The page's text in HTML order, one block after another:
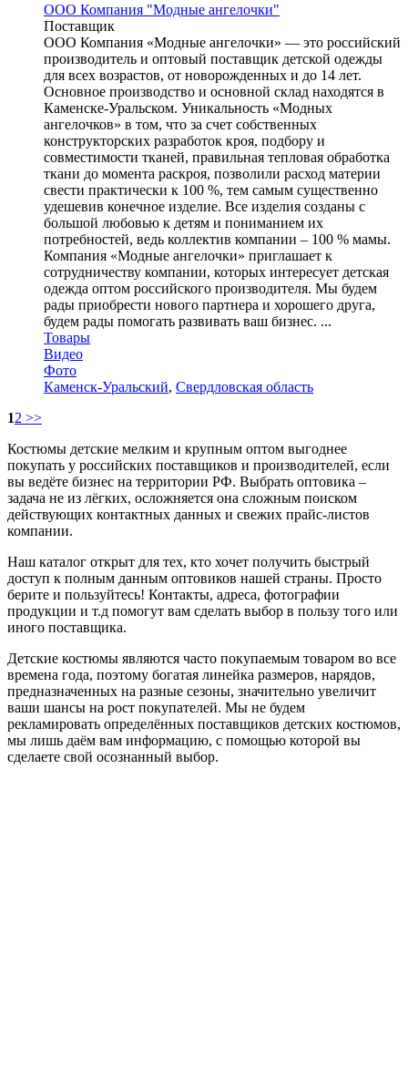
ООО Компания "Модные ангелочки"
Поставщик
ООО Компания «Модные ангелочки» — это российский
производитель и оптовый поставщик детской одежды
для всех возрастов, от новорожденных и до 14 лет.
Основное производство и основной склад находятся в
Каменске-Уральском. Уникальность «Модных
ангелочков» в том, что за счет собственных
конструкторских разработок кроя, подбору и
совместимости тканей, правильная тепловая обработка
ткани до момента раскроя, позволили расход материи
свести практически к 100 %, тем самым существенно
удешевив конечное изделие. Все изделия созданы с
большой любовью к детям и пониманием их
потребностей, ведь коллектив компании – 100 % мамы.
Компания «Модные ангелочки» приглашает к
сотрудничеству компании, которых интересует детская
одежда оптом российского производителя. Мы будем
рады приобрести нового партнера и хорошего друга,
будем рады помогать развивать ваш бизнес. ...
Товары
Видео
Фото
Каменск-Уральский, Свердловская область
12 >>
Костюмы детские мелким и крупным оптом выгоднее
покупать у российских поставщиков и производителей, если
вы ведёте бизнес на территории РФ. Выбрать оптовика –
задача не из лёгких, осложняется она сложным поиском
действующих контактных данных и свежих прайс-листов
компании.
Наш каталог открыт для тех, кто хочет получить быстрый
доступ к полным данным оптовиков нашей страны. Просто
берите и пользуйтесь! Контакты, адреса, фотографии
продукции и т.д помогут вам сделать выбор в пользу того или
иного поставщика.
Детские костюмы являются часто покупаемым товаром во все
времена года, поэтому богатая линейка размеров, нарядов,
предназначенных на разные сезоны, значительно увеличит
ваши шансы на рост покупателей. Мы не будем
рекламировать определённых поставщиков детских костюмов,
мы лишь даём вам информацию, с помощью которой вы
сделаете свой осознанный выбор.